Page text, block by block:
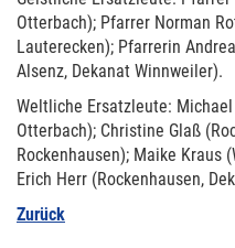
Otterbach); Pfarrer Norman
Lauterecken); Pfarrerin
Alsenz, Dekanat Winnweiler).
Weltliche Ersatzleute:
Otterbach); Christine Glaß
Rockenhausen); Maike Kraus
Erich Herr (Rockenhausen,
Zurück